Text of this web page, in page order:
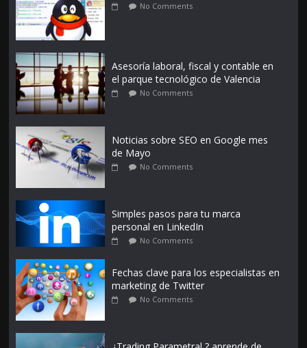
No Comments
Asesoría laboral, fiscal y contable en
el parque tecnológico de Valencia
No Comments
Noticias sobre SEO en Google mes
de Mayo
No Comments
Simples pasos para tu marca
personal en LinkedIn
No Comments
Fechas clave para los especialistas en
marketing de Twitter
No Comments